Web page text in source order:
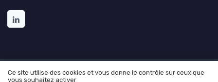
Mentions légales Politique de confidentialité
Grande
Ce site utilise des cookies et vous donne le contrôle sur ceux que
vous souhaitez activer